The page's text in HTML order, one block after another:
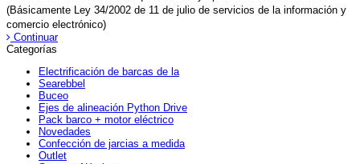
(Básicamente Ley 34/2002 de 11 de julio de servicios de la información y
comercio electrónico)
Continuar
Categorías
Electrificación de barcas de la
Searebbel
Buceo
Ejes de alineación Python Drive
Pack barco + motor eléctrico
Novedades
Confección de jarcias a medida
Outlet